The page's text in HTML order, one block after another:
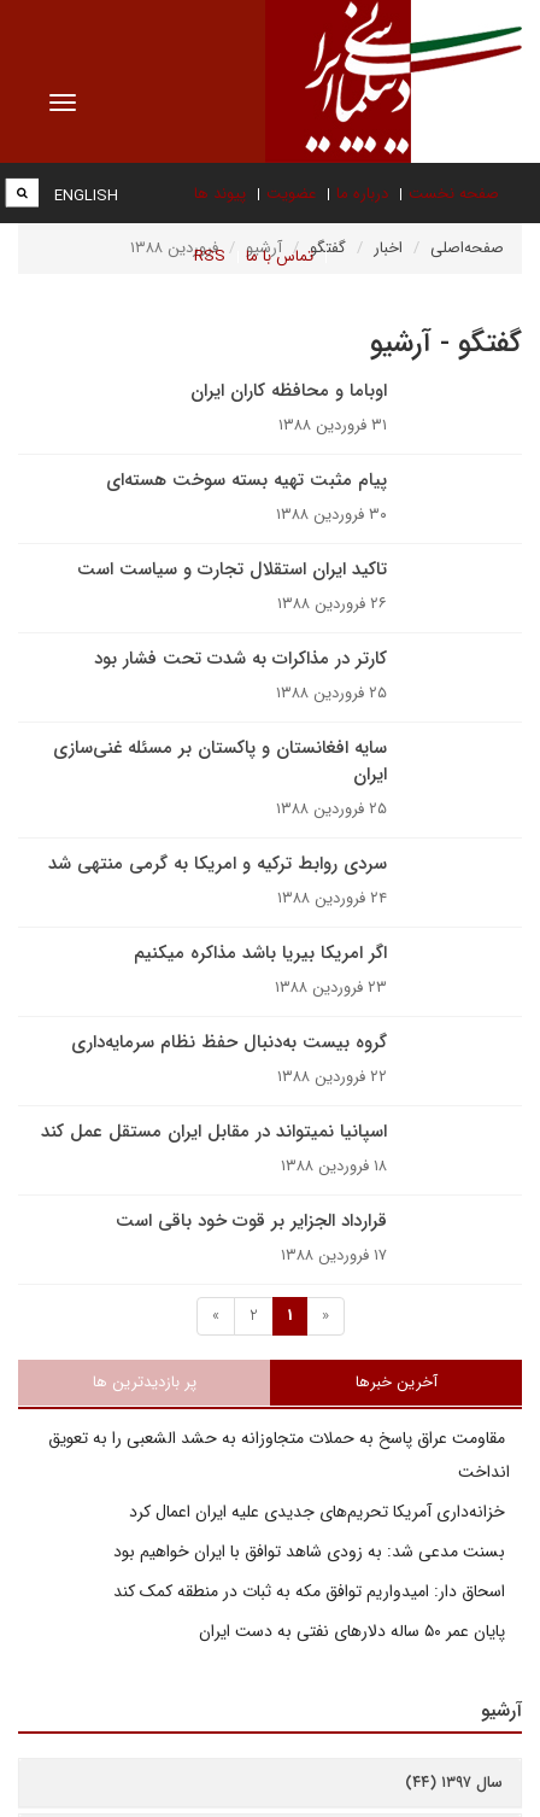
Toggle
صفحه نخست درباره ما عضویت پیوند ها
تماس با ما RSS
ENGLISH
صفحه‌اصلی اخبار گفتگو آرشیو فروردین ۱۳۸۸
گفتگو - آرشیو
اوباما و محافظه کاران ایران
۳۱ فروردین ۱۳۸۸
پیام مثبت تهیه بسته سوخت هسته‌ای
۳۰ فروردین ۱۳۸۸
تاکید ایران استقلال تجارت و سیاست است
۲۶ فروردین ۱۳۸۸
کارتر در مذاکرات به شدت تحت فشار بود
۲۵ فروردین ۱۳۸۸
سایه افغانستان و پاکستان بر مسئله غنی‌سازی
ایران
۲۵ فروردین ۱۳۸۸
سردى روابط ترکیه و امریکا به گرمی منتهی شد
۲۴ فروردین ۱۳۸۸
اگر امریکا بی­ریا باشد مذاکره می­کنیم
۲۳ فروردین ۱۳۸۸
گروه بیست به‌دنبال حفظ نظام سرمایه‌داری
۲۲ فروردین ۱۳۸۸
اسپانیا نمی­تواند در مقابل ایران مستقل عمل کند
۱۸ فروردین ۱۳۸۸
قرارداد الجزایر بر قوت خود باقی است
۱۷ فروردین ۱۳۸۸
«
1
2
»
آخرین خبرها پر بازدیدترین ها
مقاومت عراق پاسخ به حملات متجاوزانه به حشد الشعبی را به تعویق
انداخت
خزانه‌داری آمریکا تحریم‌های جدیدی علیه ایران اعمال کرد
بسنت مدعی شد: به زودی شاهد توافق با ایران خواهیم بود
اسحاق دار: امیدواریم توافق مکه به ثبات در منطقه کمک کند
پایان عمر ۵۰ ساله دلارهای نفتی به دست ایران
آرشیو
سال ۱۳۹۷ (۴۴)